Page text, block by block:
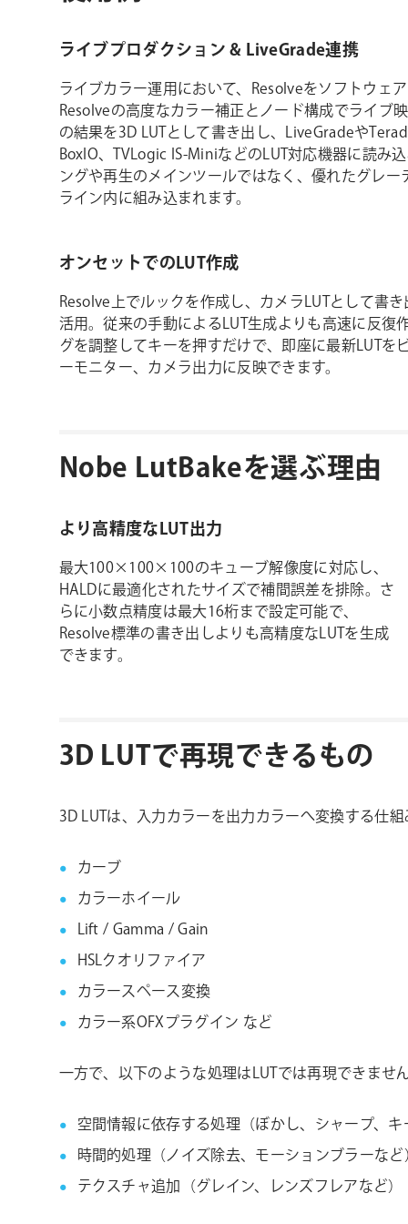
ライブプロダクション & LiveGrade連携
ライブカラー運用において、Resolveをソフトウェ
Resolveの高度なカラー補正とノード構成でライブ
の結果を3D LUTとして書き出し、LiveGradeや
BoxIO、TVLogic IS-MiniなどのLUT対応機器に読み
ングや再生のメインツールではなく、優れたグレ
ライン内に組み込まれます。
オンセットでのLUT作成
Resolve上でルックを作成し、カメラLUTとして書
活用。従来の手動によるLUT生成よりも高速に反復
グを調整してキーを押すだけで、即座に最新LUTを
ーモニター、カメラ出力に反映できます。
Nobe LutBakeを選ぶ理由
より高精度なLUT出力
最大100×100×100のキューブ解像度に対応し、
HALDに最適化されたサイズで補間誤差を排除。さ
らに小数点精度は最大16桁まで設定可能で、
Resolve標準の書き出しよりも高精度なLUTを生成
できます。
3D LUTで再現できるもの
3D LUTは、入力カラーを出力カラーへ変換する仕
カーブ
カラーホイール
Lift / Gamma / Gain
HSLクオリファイア
カラースペース変換
カラー系OFXプラグイン など
一方で、以下のような処理はLUTでは再現できませ
空間情報に依存する処理（ぼかし、シャープ、
時間的処理（ノイズ除去、モーションブラーなど
テクスチャ追加（グレイン、レンズフレアなど）